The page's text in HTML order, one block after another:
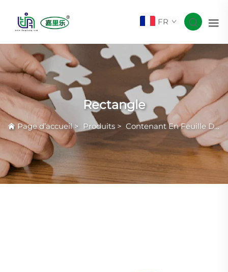
FR
Rectangle
Page d’accueil> Produits > Contenant En Feuille D'aluminium Smoothwall